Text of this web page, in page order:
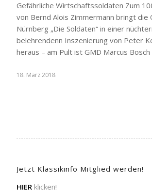
Gefährliche Wirtschaftssoldaten Zum
von Bernd Alois Zimmermann bringt die
Nürnberg „Die Soldaten“ in einer
belehrendenn Inszenierung von Peter
heraus – am Pult ist GMD Marcus
18. März 2018
Jetzt Klassikinfo Mitglied werden!
HIER klicken!